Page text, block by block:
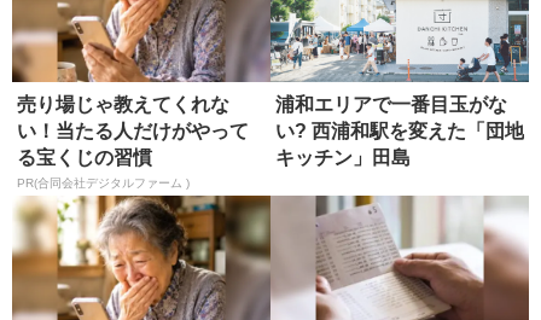
売り場じゃ教えてくれな
い！当たる人だけがやって
る宝くじの習慣
PR(合同会社デジタルファーム )
浦和エリアで一番目玉がな
い? 西浦和駅を変えた「団地
キッチン」田島